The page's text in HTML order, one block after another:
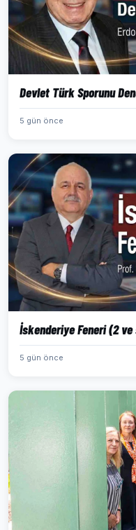
Devlet Türk Sporunu
5 gün önce
İskenderiye Feneri (2
5 gün önce